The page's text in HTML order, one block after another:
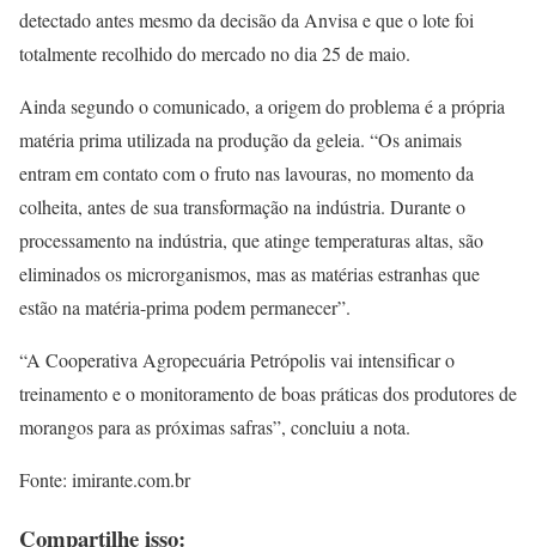
detectado antes mesmo da decisão da Anvisa e que o lote foi
totalmente recolhido do mercado no dia 25 de maio.
Ainda segundo o comunicado, a origem do problema é a própria
matéria prima utilizada na produção da geleia. “Os animais
entram em contato com o fruto nas lavouras, no momento da
colheita, antes de sua transformação na indústria. Durante o
processamento na indústria, que atinge temperaturas altas, são
eliminados os microrganismos, mas as matérias estranhas que
estão na matéria-prima podem permanecer”.
“A Cooperativa Agropecuária Petrópolis vai intensificar o
treinamento e o monitoramento de boas práticas dos produtores de
morangos para as próximas safras”, concluiu a nota.
Fonte: imirante.com.br
Compartilhe isso: